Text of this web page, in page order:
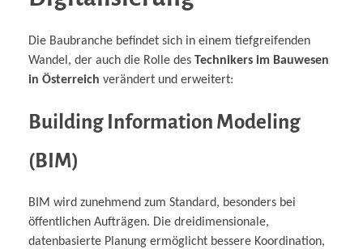
Die Baubranche befindet sich in einem tiefgreifenden
Wandel, der auch die Rolle des Technikers im Bauwesen
in Österreich verändert und erweitert:
Building Information Modeling
(BIM)
BIM wird zunehmend zum Standard, besonders bei
öffentlichen Aufträgen. Die dreidimensionale,
datenbasierte Planung ermöglicht bessere Koordination,